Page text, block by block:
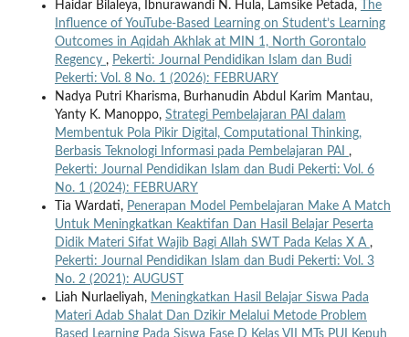
Haidar Bilaleya, Ibnurawandi N. Hula, Lamsike Petada,
The
Influence of YouTube-Based Learning on Student’s Learning
Outcomes in Aqidah Akhlak at MIN 1, North Gorontalo
Regency , Pekerti: Journal Pendidikan Islam dan Budi
Pekerti: Vol. 8 No. 1 (2026): FEBRUARY
Nadya Putri Kharisma, Burhanudin Abdul Karim Mantau,
Yanty K. Manoppo, Strategi Pembelajaran PAI dalam
Membentuk Pola Pikir Digital, Computational Thinking,
Berbasis Teknologi Informasi pada Pembelajaran PAI ,
Pekerti: Journal Pendidikan Islam dan Budi Pekerti: Vol. 6
No. 1 (2024): FEBRUARY
Tia Wardati, Penerapan Model Pembelajaran Make A Match
Untuk Meningkatkan Keaktifan Dan Hasil Belajar Peserta
Didik Materi Sifat Wajib Bagi Allah SWT Pada Kelas X A ,
Pekerti: Journal Pendidikan Islam dan Budi Pekerti: Vol. 3
No. 2 (2021): AUGUST
Liah Nurlaeliyah, Meningkatkan Hasil Belajar Siswa Pada
Materi Adab Shalat Dan Dzikir Melalui Metode Problem
Based Learning Pada Siswa Fase D Kelas VII MTs PUI Kepuh